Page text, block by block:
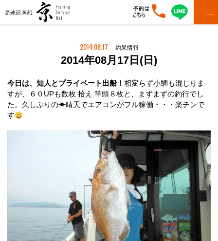
2014.08.17 釣果情報
2014年08月17日(日)
今日は、知人とプライベート出船！ 相変らず小鯛も混じりま
すが、６０UPも数枚 拾え 竿頭８枚と、まずまずの釣行でし
た。久しぶりの☀晴天でエアコンがフル稼働・・・楽チンで
す